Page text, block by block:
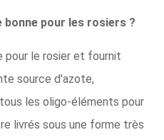
bonne pour les rosiers ?
pour le rosier et fournit
source d'azote,
les oligo-éléments pour
livrés sous une forme très